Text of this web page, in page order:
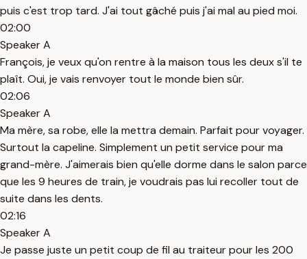
puis c'est trop tard. J'ai tout gâché puis j'ai mal au pied moi.
02:00
Speaker A
François, je veux qu'on rentre à la maison tous les deux s'il te
plaît. Oui, je vais renvoyer tout le monde bien sûr.
02:06
Speaker A
Ma mère, sa robe, elle la mettra demain. Parfait pour voyager.
Surtout la capeline. Simplement un petit service pour ma
grand-mère. J'aimerais bien qu'elle dorme dans le salon parce
que les 9 heures de train, je voudrais pas lui recoller tout de
suite dans les dents.
02:16
Speaker A
Je passe juste un petit coup de fil au traiteur pour les 200